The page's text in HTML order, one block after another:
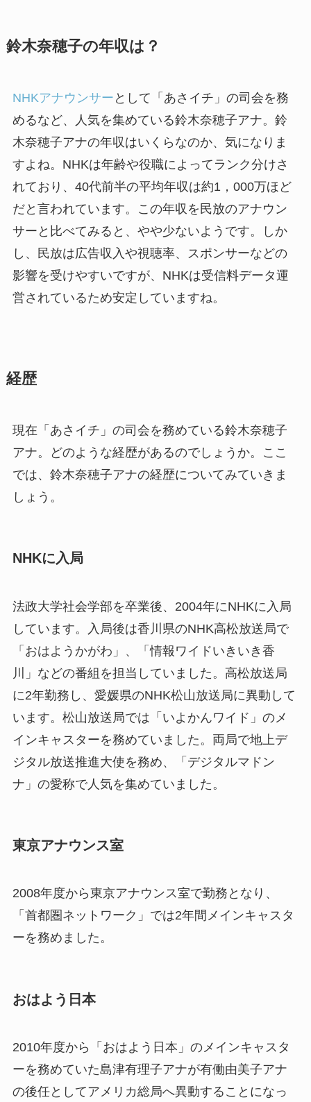
鈴木奈穂子の年収は？
NHKアナウンサー として「あさイチ」の司会を務
めるなど、人気を集めている鈴木奈穂子アナ。鈴
木奈穂子アナの年収はいくらなのか、気になりま
すよね。NHKは年齢や役職によってランク分けさ
れており、40代前半の平均年収は約1，000万ほど
だと言われています。この年収を民放のアナウン
サーと比べてみると、やや少ないようです。しか
し、民放は広告収入や視聴率、スポンサーなどの
影響を受けやすいですが、NHKは受信料データ運
営されているため安定していますね。
経歴
現在「あさイチ」の司会を務めている鈴木奈穂子
アナ。どのような経歴があるのでしょうか。ここ
では、鈴木奈穂子アナの経歴についてみていきま
しょう。
NHKに入局
法政大学社会学部を卒業後、2004年にNHKに入局
しています。入局後は香川県のNHK高松放送局で
「おはようかがわ」、「情報ワイドいきいき香
川」などの番組を担当していました。高松放送局
に2年勤務し、愛媛県のNHK松山放送局に異動して
います。松山放送局では「いよかんワイド」のメ
インキャスターを務めていました。両局で地上デ
ジタル放送推進大使を務め、「デジタルマドン
ナ」の愛称で人気を集めていました。
東京アナウンス室
2008年度から東京アナウンス室で勤務となり、
「首都圏ネットワーク」では2年間メインキャスタ
ーを務めました。
おはよう日本
2010年度から「おはよう日本」のメインキャスタ
ーを務めていた島津有理子アナが有働由美子アナ
の後任としてアメリカ総局へ異動することになっ